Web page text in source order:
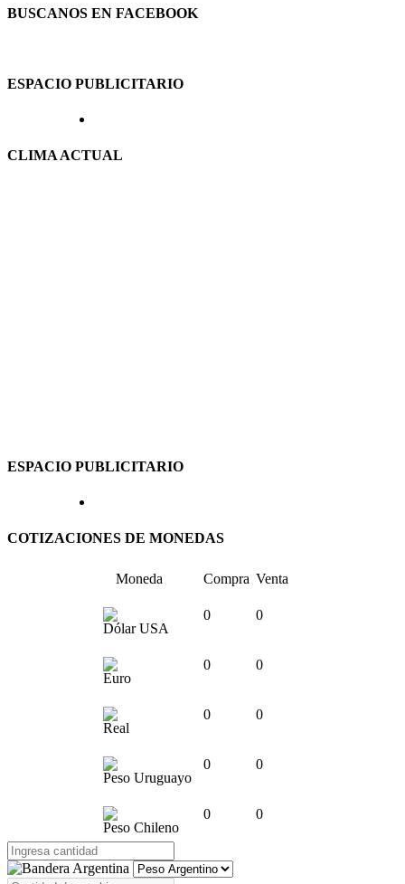
BUSCANOS EN FACEBOOK
ESPACIO PUBLICITARIO
CLIMA ACTUAL
ESPACIO PUBLICITARIO
COTIZACIONES DE MONEDAS
Moneda Compra Venta
Dólar USA
0 0
Euro
0 0
Real
0 0
Peso Uruguayo
0 0
Peso Chileno
0 0